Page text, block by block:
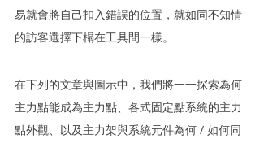
易就會將自己扣入錯誤的位置，就如同不知情
的訪客選擇下榻在工具間一樣。
在下列的文章與圖示中，我們將一一探索為何
主力點能成為主力點、各式固定點系統的主力
點外觀、以及主力架與系統元件為何 / 如何同